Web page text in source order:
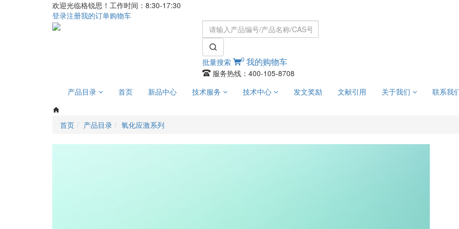
欢迎光临格锐思！工作时间：8:30-17:30
登录注册我的订单购物车
批量搜索 0我的购物车
服务热线：400-105-8708
产品目录
首页 新品中心 技术服务 技术中心 发文奖励 文献引用 关于我们 联系我
首页 产品目录 氧化应激系列